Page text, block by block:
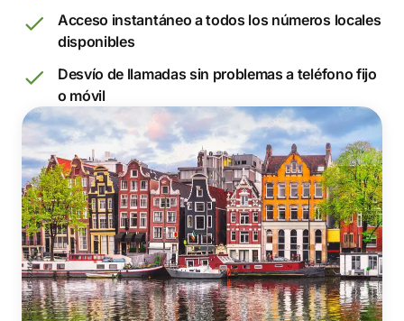
Acceso instantáneo a todos los números locales
disponibles
Desvío de llamadas sin problemas a teléfono fijo
o móvil